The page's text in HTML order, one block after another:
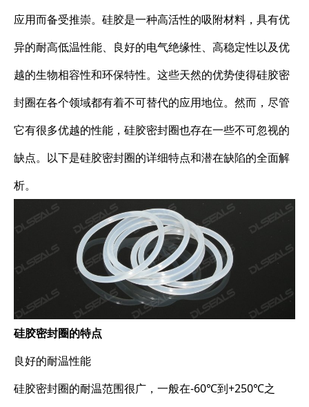
应用而备受推崇。硅胶是一种高活性的吸附材料，具有优
异的耐高低温性能、良好的电气绝缘性、高稳定性以及优
越的生物相容性和环保特性。这些天然的优势使得硅胶密
封圈在各个领域都有着不可替代的应用地位。然而，尽管
它有很多优越的性能，硅胶密封圈也存在一些不可忽视的
缺点。以下是硅胶密封圈的详细特点和潜在缺陷的全面解
析。
硅胶密封圈的特点
良好的耐温性能
硅胶密封圈的耐温范围很广，一般在-60℃到+250℃之